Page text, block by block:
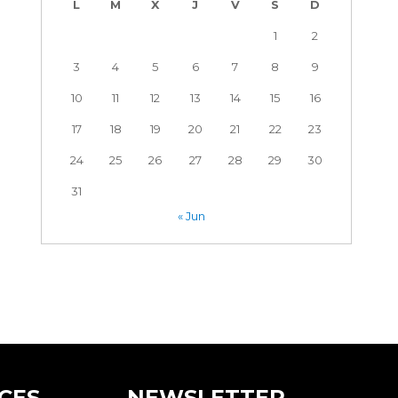
L M X J V S D
1 2
3 4 5 6 7 8 9
10 11 12 13 14 15 16
17 18 19 20 21 22 23
24 25 26 27 28 29 30
31
« Jun